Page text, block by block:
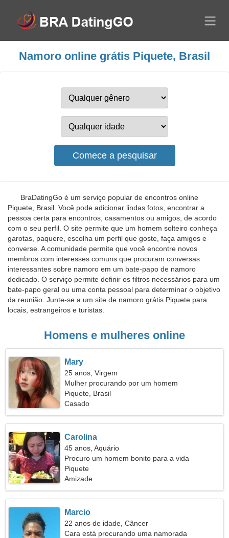
Namoro online grátis Piquete, Brasil
BraDatingGo é um serviço popular de encontros online
Piquete, Brasil. Você pode adicionar lindas fotos, encontrar a
pessoa certa para encontros, casamentos ou amigos, de acordo
com o seu perfil. O site permite que um homem solteiro conheça
garotas, paquere, escolha um perfil que goste, faça amigos e
converse. A comunidade permite que você encontre novos
membros com interesses comuns que procuram conversas
interessantes sobre namoro em um bate-papo de namoro
dedicado. O serviço permite definir os filtros necessários para um
bate-papo geral ou uma conta pessoal para determinar o objetivo
da reunião. Junte-se a um site de namoro grátis Piquete para
locais, estrangeiros e turistas.
Homens e mulheres online
Mary
25 anos, Virgem
Mulher procurando por um homem
Piquete, Brasil
Casado
Carolina
45 anos, Aquário
Procuro um homem bonito para a vida
Piquete
Amizade
Marcio
22 anos de idade, Câncer
Cara está procurando uma namorada